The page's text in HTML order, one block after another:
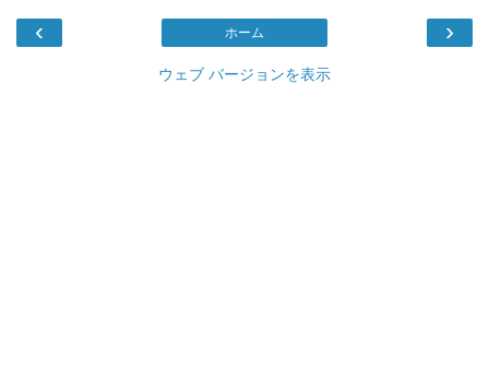
‹ ›
ホーム
ウェブ バージョンを表示